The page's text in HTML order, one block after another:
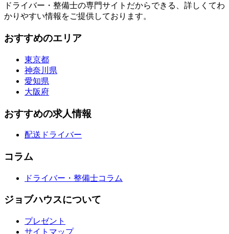
ドライバー・整備士の専門サイトだからできる、詳しくてわ
かりやすい情報をご提供しております。
おすすめのエリア
東京都
神奈川県
愛知県
大阪府
おすすめの求人情報
配送ドライバー
コラム
ドライバー・整備士コラム
ジョブハウスについて
プレゼント
サイトマップ